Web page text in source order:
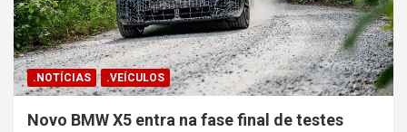
.NOTÍCIAS .VEÍCULOS
Novo BMW X5 entra na fase final de testes